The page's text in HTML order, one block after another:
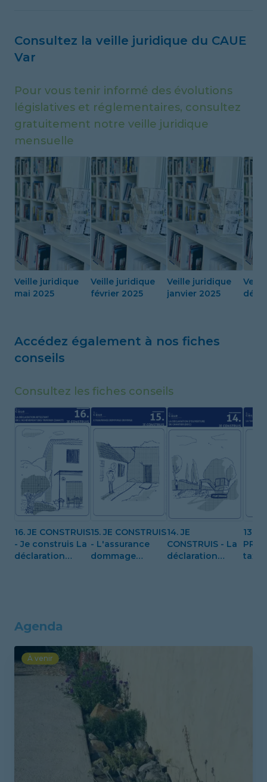
Consultez la veille juridique du CAUE
Var
Pour vous tenir informé des évolutions
législatives et réglementaires, consultez
gratuitement notre veille juridique
mensuelle
Veille juridique
mai 2025
Veille juridique
février 2025
Veille juridique
janvier 2025
Accédez également à nos fiches
conseils
Consultez les fiches conseils
16. JE CONSTRUIS
- Je construis La
déclaration
15. JE CONSTRUIS
- L'assurance
dommage
14. JE
CONSTRUIS - La
déclaration
13.
taxe
Agenda
À venir